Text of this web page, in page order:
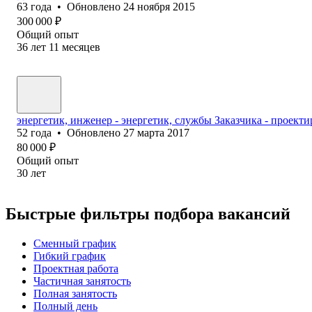
63 года • Обновлено 24 ноября 2015
300 000 ₽
Общий опыт
36 лет 11 месяцев
энергетик, инженер - энергетик, службы Заказчика -
52 года • Обновлено 27 марта 2017
80 000 ₽
Общий опыт
30 лет
Быстрые фильтры подбора вакансий
Сменный график
Гибкий график
Проектная работа
Частичная занятость
Полная занятость
Полный день